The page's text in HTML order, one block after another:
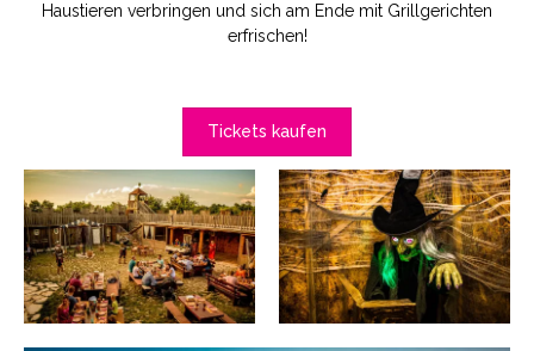
Haustieren verbringen und sich am Ende mit Grillgerichten
erfrischen!
Tickets kaufen